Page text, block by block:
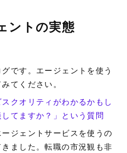
ントの実態
です。エージェントを使う
てください。
クオリティがわかるかもし
てますか？」という質問
ジェントサービスを使うの
ました。転職の市況観も非